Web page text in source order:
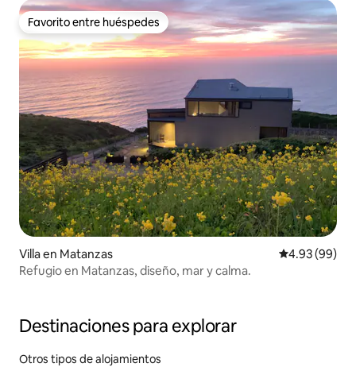
Favorito entre huéspedes
Favorito entre huéspedes
Villa en Matanzas Calificación
4.93 (99)
Refugio en Matanzas, diseño, mar y calma.
Destinaciones para explorar
Otros tipos de alojamientos